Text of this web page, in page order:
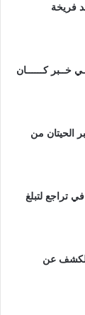
فريخة
كــــــان
الحيتان من
تراجع لتبلغ
للكشف عن